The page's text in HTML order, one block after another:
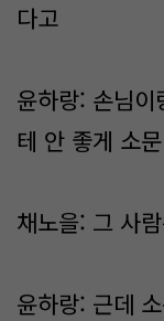
다고
윤하랑: 손님
테 안 좋게 소
채노을: 그 사
윤하랑: 근데